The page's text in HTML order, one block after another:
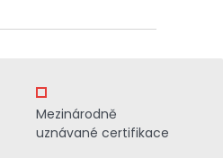
Mezinárodně
uznávané certifikace